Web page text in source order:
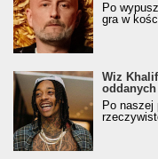
Po
gra w
Wiz
Po naszej